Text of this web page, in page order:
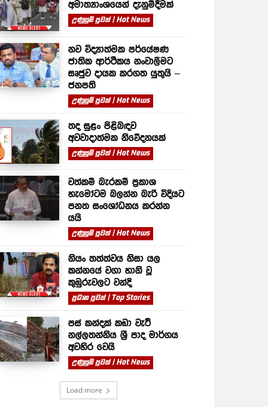
අමාත්‍යාංශයෙන් දැනුම්දීමක්
උණුසුම් පුවත් | Hot News
නව විද්‍යාත්මක පර්යේෂණ
ජාතික ආර්ථිකය නංවාලීමට
සෘජුව දායක කරගත යුතුයි –
ජනපති
උණුසුම් පුවත් | Hot News
තද සුළං පිළිබඳව
අවවාදාත්මක නිවේදනයක්
උණුසුම් පුවත් | Hot News
වත්කම් බැරකම් ප්‍රකාශ
හැමෝටම බලන්න බැරි විදියට
පනත සංශෝධනය කරන්න
යයි
උණුසුම් පුවත් | Hot News
නියං තත්ත්වය නිසා යල
කන්නයේ වගා හානි වූ
කුඹුරුවලට වන්දි
ප්‍රධාන පුවත් | Top Stories
පස් කන්දක් කඩා වැටී
නල්ලතන්නිය ශ්‍රී පාද මාර්ගය
අවහිර වෙයි
උණුසුම් පුවත් | Hot News
Load more